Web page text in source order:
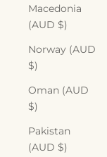
Macedonia
(AUD $)
Norway (AUD
$)
Oman (AUD
$)
Pakistan
(AUD $)